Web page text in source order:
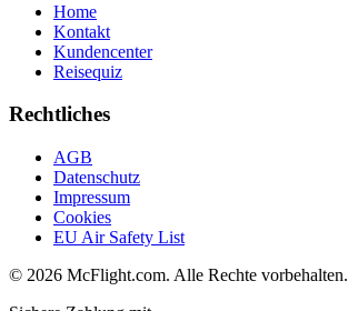
Home
Kontakt
Kundencenter
Reisequiz
Rechtliches
AGB
Datenschutz
Impressum
Cookies
EU Air Safety List
© 2026 McFlight.com. Alle Rechte vorbehalten.